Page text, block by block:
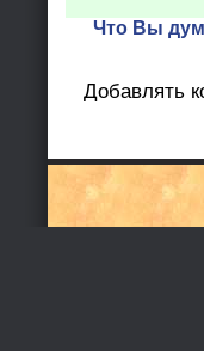
Что Вы
Добавлять